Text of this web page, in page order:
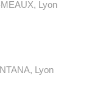
, Lyon
Lyon